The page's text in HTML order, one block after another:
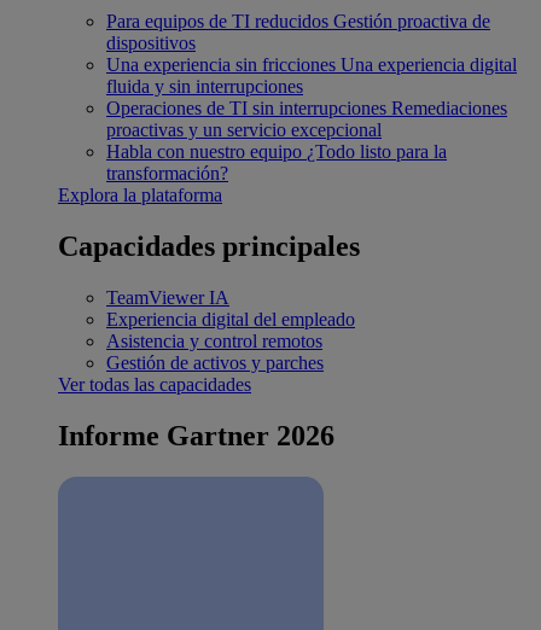
Para equipos de TI reducidos Gestión proactiva de
dispositivos
Una experiencia sin fricciones Una experiencia digital
fluida y sin interrupciones
Operaciones de TI sin interrupciones Remediaciones
proactivas y un servicio excepcional
Habla con nuestro equipo ¿Todo listo para la
transformación?
Explora la plataforma
Capacidades principales
TeamViewer IA
Experiencia digital del empleado
Asistencia y control remotos
Gestión de activos y parches
Ver todas las capacidades
Informe Gartner 2026